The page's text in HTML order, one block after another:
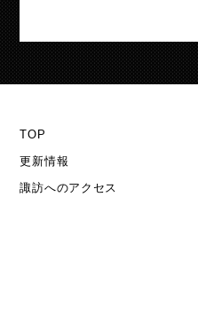
TOP
更新情報
諏訪へのアクセス